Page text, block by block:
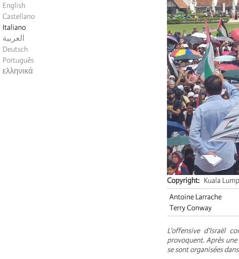
English
Castellano
Italiano
العربية
Deutsch
Português
ελληνικά
Copyright
Kuala
Antoine Larrache
Terry Conway
L’offensive d’Israël
provoquent. Après
se sont organisées